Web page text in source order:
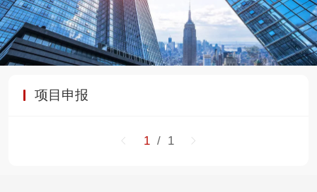
项目申报
1 / 1